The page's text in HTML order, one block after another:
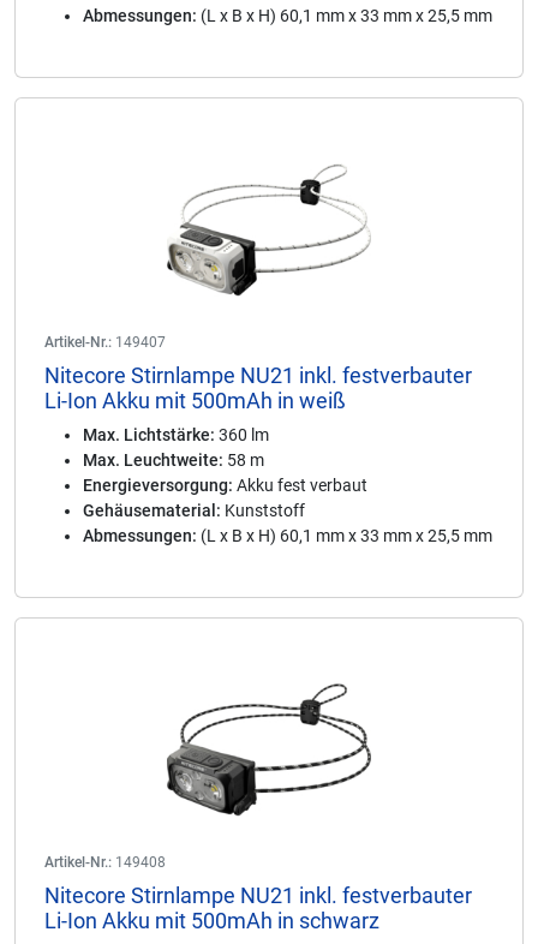
Abmessungen: (L x B x H) 60,1 mm x 33 mm x 25,5 mm
Artikel-Nr.: 149407
Nitecore Stirnlampe NU21 inkl. festverbauter
Li-Ion Akku mit 500mAh in weiß
Max. Lichtstärke: 360 lm
Max. Leuchtweite: 58 m
Energieversorgung: Akku fest verbaut
Gehäusematerial: Kunststoff
Abmessungen: (L x B x H) 60,1 mm x 33 mm x 25,5 mm
Artikel-Nr.: 149408
Nitecore Stirnlampe NU21 inkl. festverbauter
Li-Ion Akku mit 500mAh in schwarz